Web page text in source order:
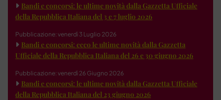
Bandi e concorsi: le ultime novità dalla Gazzetta Ufficiale
della Repubblica Italiana del 3 e 7 luglio 2026
Pubblicazione: venerdì 3 Luglio 2026
Bandi e concorsi: ecco le ultime novità dalla Gazzetta
Ufficiale della Repubblica Italiana del 26 e 30 giugno 2026
Pubblicazione: venerdì 26 Giugno 2026
Bandi e concorsi: le ultime novità dalla Gazzetta Ufficiale
della Repubblica Italiana del 23 giugno 2026